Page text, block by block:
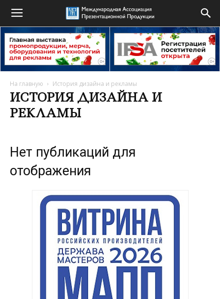
На главную История дизайна и рекламы
ИСТОРИЯ ДИЗАЙНА И
РЕКЛАМЫ
Нет публикаций для
отображения